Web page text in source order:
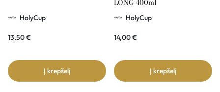
HolyCup
13,50€
Į krepšelį
LONG 400ml
HolyCup
14,00€
Į krepšelį